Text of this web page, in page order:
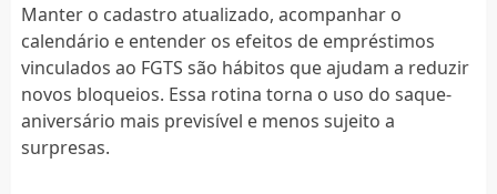
Manter o cadastro atualizado, acompanhar o
calendário e entender os efeitos de empréstimos
vinculados ao FGTS são hábitos que ajudam a reduzir
novos bloqueios. Essa rotina torna o uso do saque-
aniversário mais previsível e menos sujeito a
surpresas.